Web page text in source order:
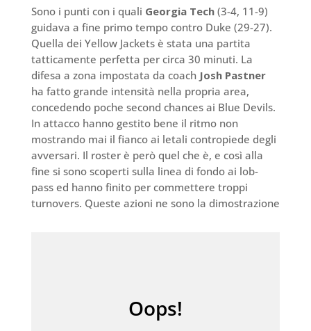
Sono i punti con i quali Georgia Tech(3-4, 11-9)
guidava a fine primo tempo contro Duke (29-27).
Quella dei Yellow Jackets è stata una partita
tatticamente perfetta per circa 30 minuti. La
difesa a zona impostata da coach Josh Pastner
ha fatto grande intensità nella propria area,
concedendo poche second chances ai Blue Devils.
In attacco hanno gestito bene il ritmo non
mostrando mai il fianco ai letali contropiede degli
avversari. Il roster è però quel che è, e così alla
fine si sono scoperti sulla linea di fondo ai lob-
pass ed hanno finito per commettere troppi
turnovers. Queste azioni ne sono la dimostrazione